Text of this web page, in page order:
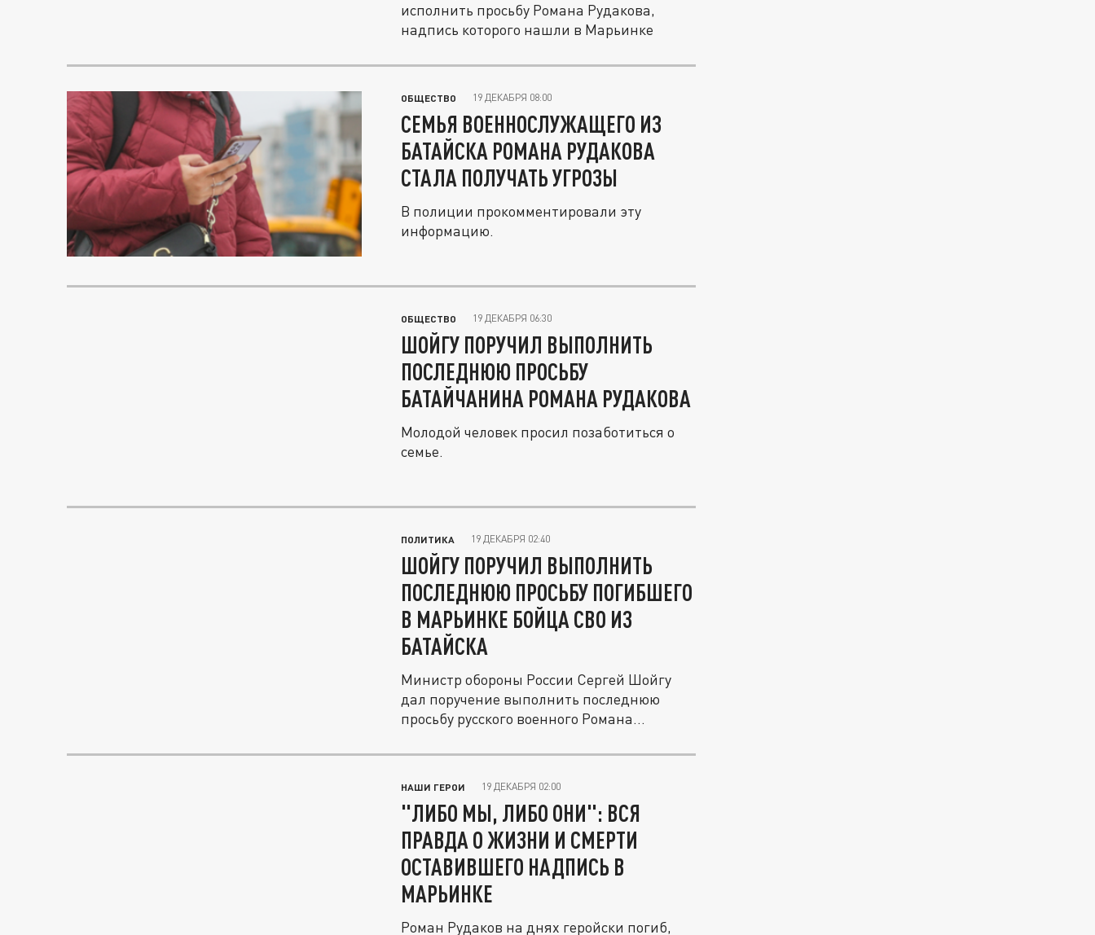
исполнить просьбу Романа Рудакова,
надпись которого нашли в Марьинке
ОБЩЕСТВО 19 ДЕКАБРЯ 08:00
СЕМЬЯ ВОЕННОСЛУЖАЩЕГО ИЗ
БАТАЙСКА РОМАНА РУДАКОВА
СТАЛА ПОЛУЧАТЬ УГРОЗЫ
В полиции прокомментировали эту
информацию.
ОБЩЕСТВО 19 ДЕКАБРЯ 06:30
ШОЙГУ ПОРУЧИЛ ВЫПОЛНИТЬ
ПОСЛЕДНЮЮ ПРОСЬБУ
БАТАЙЧАНИНА РОМАНА РУДАКОВА
Молодой человек просил позаботиться о
семье.
ПОЛИТИКА 19 ДЕКАБРЯ 02:40
ШОЙГУ ПОРУЧИЛ ВЫПОЛНИТЬ
ПОСЛЕДНЮЮ ПРОСЬБУ ПОГИБШЕГО
В МАРЬИНКЕ БОЙЦА СВО ИЗ
БАТАЙСКА
Министр обороны России Сергей Шойгу
дал поручение выполнить последнюю
просьбу русского военного Романа...
НАШИ ГЕРОИ 19 ДЕКАБРЯ 02:00
"ЛИБО МЫ, ЛИБО ОНИ": ВСЯ
ПРАВДА О ЖИЗНИ И СМЕРТИ
ОСТАВИВШЕГО НАДПИСЬ В
МАРЬИНКЕ
Роман Рудаков на днях геройски погиб,